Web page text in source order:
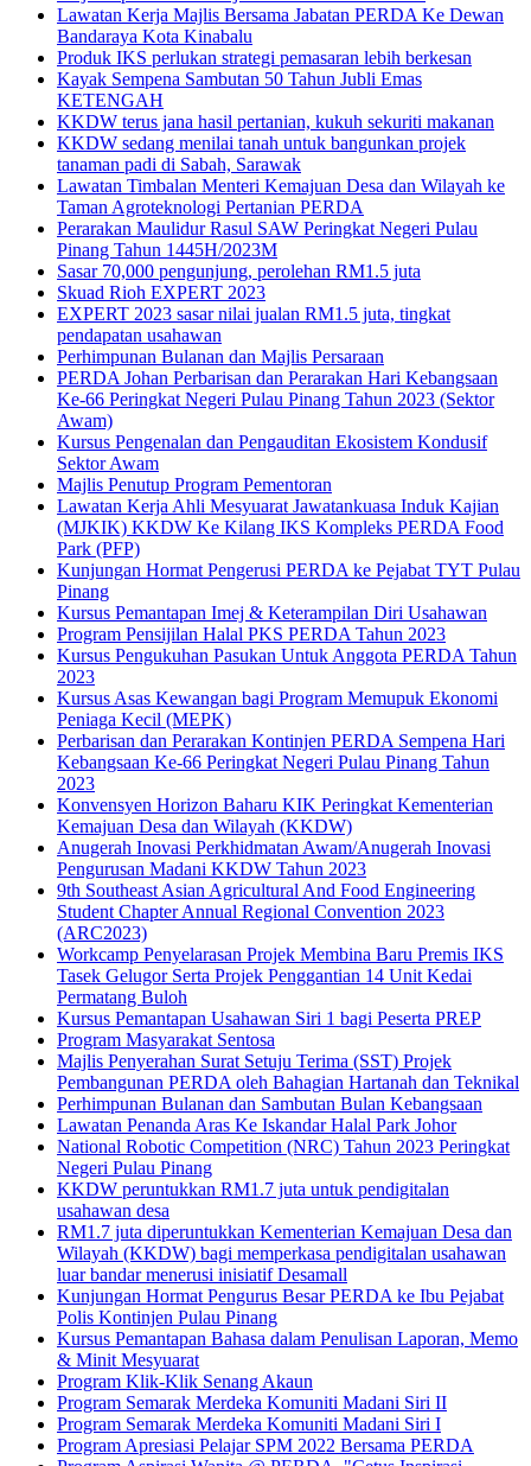
Lawatan Kerja Majlis Bersama Jabatan PERDA Ke Dewan
Bandaraya Kota Kinabalu
Produk IKS perlukan strategi pemasaran lebih berkesan
Kayak Sempena Sambutan 50 Tahun Jubli Emas
KETENGAH
KKDW terus jana hasil pertanian, kukuh sekuriti makanan
KKDW sedang menilai tanah untuk bangunkan projek
tanaman padi di Sabah, Sarawak
Lawatan Timbalan Menteri Kemajuan Desa dan Wilayah ke
Taman Agroteknologi Pertanian PERDA
Perarakan Maulidur Rasul SAW Peringkat Negeri Pulau
Pinang Tahun 1445H/2023M
Sasar 70,000 pengunjung, perolehan RM1.5 juta
Skuad Rioh EXPERT 2023
EXPERT 2023 sasar nilai jualan RM1.5 juta, tingkat
pendapatan usahawan
Perhimpunan Bulanan dan Majlis Persaraan
PERDA Johan Perbarisan dan Perarakan Hari Kebangsaan
Ke-66 Peringkat Negeri Pulau Pinang Tahun 2023 (Sektor
Awam)
Kursus Pengenalan dan Pengauditan Ekosistem Kondusif
Sektor Awam
Majlis Penutup Program Pementoran
Lawatan Kerja Ahli Mesyuarat Jawatankuasa Induk Kajian
(MJKIK) KKDW Ke Kilang IKS Kompleks PERDA Food
Park (PFP)
Kunjungan Hormat Pengerusi PERDA ke Pejabat TYT Pulau
Pinang
Kursus Pemantapan Imej & Keterampilan Diri Usahawan
Program Pensijilan Halal PKS PERDA Tahun 2023
Kursus Pengukuhan Pasukan Untuk Anggota PERDA Tahun
2023
Kursus Asas Kewangan bagi Program Memupuk Ekonomi
Peniaga Kecil (MEPK)
Perbarisan dan Perarakan Kontinjen PERDA Sempena Hari
Kebangsaan Ke-66 Peringkat Negeri Pulau Pinang Tahun
2023
Konvensyen Horizon Baharu KIK Peringkat Kementerian
Kemajuan Desa dan Wilayah (KKDW)
Anugerah Inovasi Perkhidmatan Awam/Anugerah Inovasi
Pengurusan Madani KKDW Tahun 2023
9th Southeast Asian Agricultural And Food Engineering
Student Chapter Annual Regional Convention 2023
(ARC2023)
Workcamp Penyelarasan Projek Membina Baru Premis IKS
Tasek Gelugor Serta Projek Penggantian 14 Unit Kedai
Permatang Buloh
Kursus Pemantapan Usahawan Siri 1 bagi Peserta PREP
Program Masyarakat Sentosa
Majlis Penyerahan Surat Setuju Terima (SST) Projek
Pembangunan PERDA oleh Bahagian Hartanah dan Teknikal
Perhimpunan Bulanan dan Sambutan Bulan Kebangsaan
Lawatan Penanda Aras Ke Iskandar Halal Park Johor
National Robotic Competition (NRC) Tahun 2023 Peringkat
Negeri Pulau Pinang
KKDW peruntukkan RM1.7 juta untuk pendigitalan
usahawan desa
RM1.7 juta diperuntukkan Kementerian Kemajuan Desa dan
Wilayah (KKDW) bagi memperkasa pendigitalan usahawan
luar bandar menerusi inisiatif Desamall
Kunjungan Hormat Pengurus Besar PERDA ke Ibu Pejabat
Polis Kontinjen Pulau Pinang
Kursus Pemantapan Bahasa dalam Penulisan Laporan, Memo
& Minit Mesyuarat
Program Klik-Klik Senang Akaun
Program Semarak Merdeka Komuniti Madani Siri II
Program Semarak Merdeka Komuniti Madani Siri I
Program Apresiasi Pelajar SPM 2022 Bersama PERDA